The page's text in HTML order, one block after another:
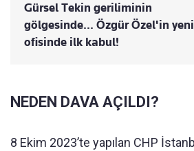
Gürsel Tekin geriliminin
gölgesinde... Özgür Özel'in yeni
ofisinde ilk kabul!
NEDEN DAVA AÇILDI?
8 Ekim 2023’te yapılan CHP